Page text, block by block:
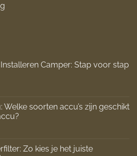
Camper: Stap voor stap
Welke soorten accu’s zijn geschikt
Zo kies je het juiste